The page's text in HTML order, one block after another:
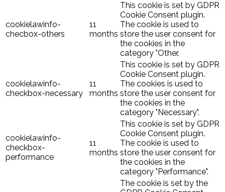
cookielawinfo-
checbox-others
11
months
This cookie is set by GDPR
Cookie Consent plugin.
The cookie is used to
store the user consent for
the cookies in the
category "Other.
cookielawinfo-
checkbox-necessary
11
months
This cookie is set by GDPR
Cookie Consent plugin.
The cookies is used to
store the user consent for
the cookies in the
category "Necessary".
cookielawinfo-
checkbox-
performance
11
months
This cookie is set by GDPR
Cookie Consent plugin.
The cookie is used to
store the user consent for
the cookies in the
category "Performance".
The cookie is set by the